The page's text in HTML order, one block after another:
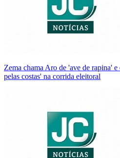
Zema chama Aro de 'ave de rapina'
pelas costas' na corrida eleitoral